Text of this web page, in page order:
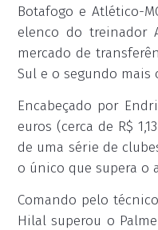
Botafogo e Atlético-
elenco do treinador
mercado de
Sul e o segundo mais
Encabeçado por
euros (cerca de R$
de uma série de
o único que supera o
Comando pelo
Hilal superou o